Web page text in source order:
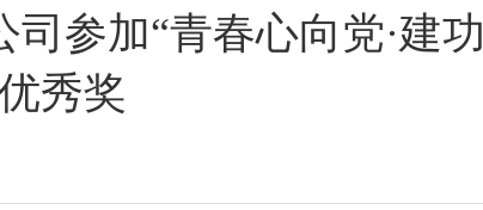
参加“青春心向党·建功
秀奖